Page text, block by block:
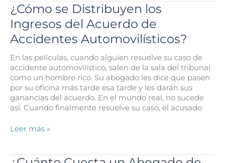
Tratamiento
Médico
Después
de
su
Accidente
Automovilístico
en
Houston?
¿Cómo se Distribuyen los
Ingresos del Acuerdo de
Accidentes Automovilísticos?
En las películas, cuando alguien resuelve su caso de
accidente automovilístico, salen de la sala del tribunal
como un hombre rico. Su abogado les dice que pasen
por su oficina más tarde esa tarde y les darán sus
ganancias del acuerdo. En el mundo real, no sucede
así. Cuando finalmente resuelve su caso, el acusado
¿Cómo
los
Leer más »